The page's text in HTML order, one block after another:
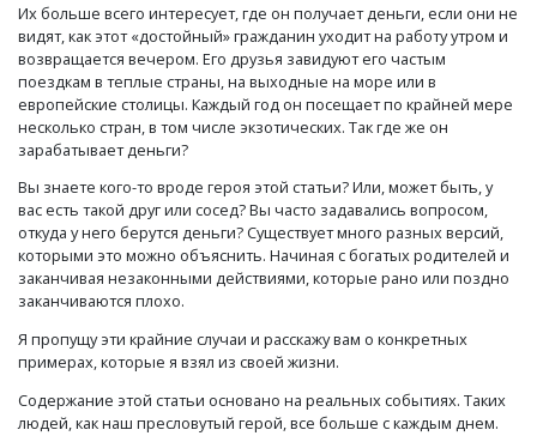
Их больше всего интересует, где он получает деньги, если они не
видят, как этот «достойный» гражданин уходит на работу утром и
возвращается вечером. Его друзья завидуют его частым
поездкам в теплые страны, на выходные на море или в
европейские столицы. Каждый год он посещает по крайней мере
несколько стран, в том числе экзотических. Так где же он
зарабатывает деньги?
Вы знаете кого-то вроде героя этой статьи? Или, может быть, у
вас есть такой друг или сосед? Вы часто задавались вопросом,
откуда у него берутся деньги? Существует много разных версий,
которыми это можно объяснить. Начиная с богатых родителей и
заканчивая незаконными действиями, которые рано или поздно
заканчиваются плохо.
Я пропущу эти крайние случаи и расскажу вам о конкретных
примерах, которые я взял из своей жизни.
Содержание этой статьи основано на реальных событиях. Таких
людей, как наш пресловутый герой, все больше с каждым днем.